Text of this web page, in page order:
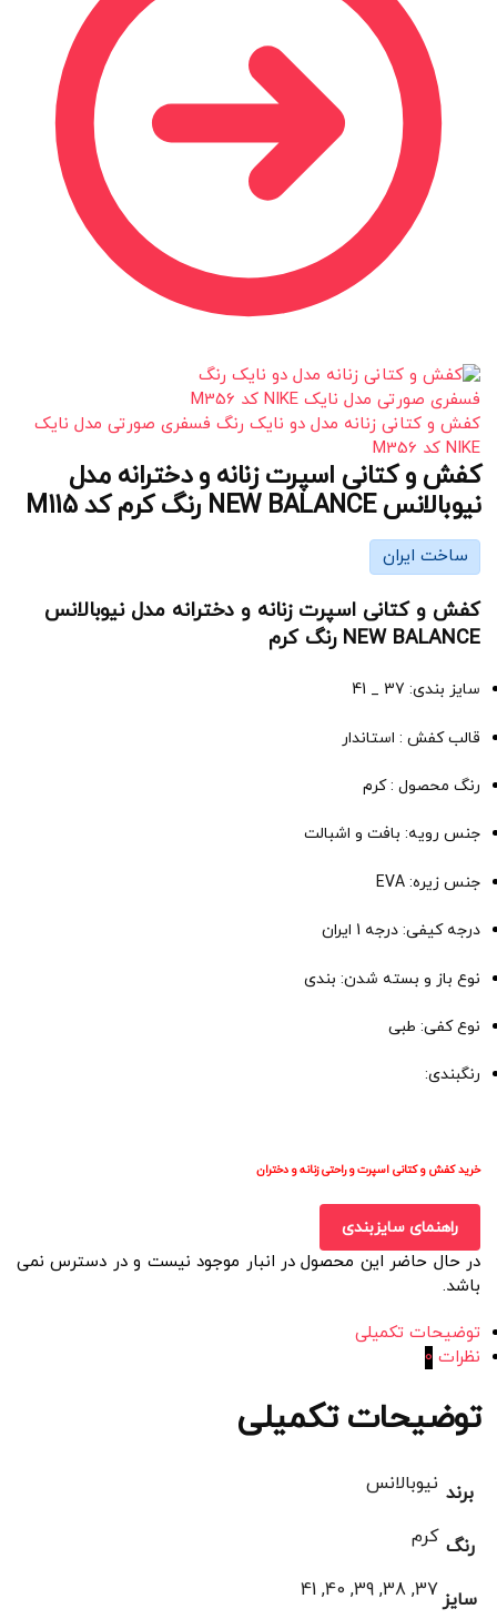
کفش و کتانی زنانه مدل دو نایک رنگ فسفری صورتی مدل نایک
NIKE کد M356
کفش و کتانی اسپرت زنانه و دخترانه مدل
نیوبالانس NEW BALANCE رنگ کرم کد M115
ساخت ایران
کفش و کتانی اسپرت زنانه و دخترانه مدل نیوبالانس
NEW BALANCE رنگ کرم
سایز بندی: 37 _ 41
قالب کفش : استاندار
رنگ محصول : کرم
جنس رویه: بافت و اشبالت
جنس زیره: EVA
درجه کیفی: درجه 1 ایران
نوع باز و بسته شدن: بندی
نوع کفی: طبی
رنگبندی:
خرید کفش و کتانی اسپرت و راحتی زنانه و دختران
راهنمای سایزبندی
در حال حاضر این محصول در انبار موجود نیست و در دسترس نمی
باشد.
توضیحات تکمیلی
نظرات 0
توضیحات تکمیلی
برند نیوبالانس
رنگ کرم
سایز 37, 38, 39, 40, 41